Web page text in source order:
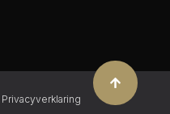
Privacyverklaring